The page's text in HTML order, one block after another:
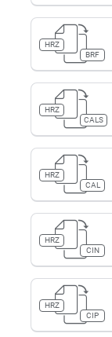
HRZ
BRF
HRZ
CALS
HRZ
CAL
HRZ
CIN
HRZ
CIP